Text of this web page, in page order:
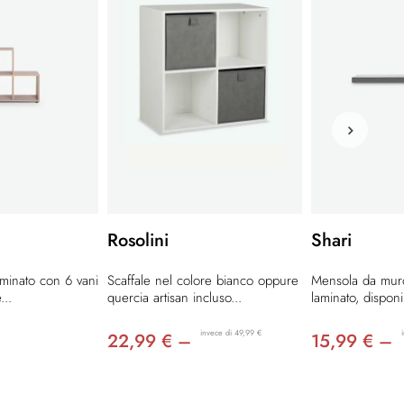
con 6 vani
Rosolini
Scaffale nel colore bianco oppure
quercia artisan incluso...
22,99 € – invece di 49,99 €
Shari
Mensola da
laminato,
15,99 € –